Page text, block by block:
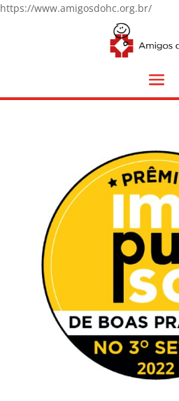
https://www.amigosdohc.org.br/